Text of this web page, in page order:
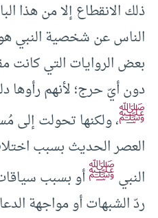
ذلك الانقطاع إلا من هذا
الناس عن شخصية النبي
بعض الروايات التي كانت
دون أيّ حرج؛ لأنهم رأوها
ﷺ، ولكنها تحولت إلى
العصر الحديث بسبب
النبيﷺأو بسبب
ردّ الشبهات أو مواجهة